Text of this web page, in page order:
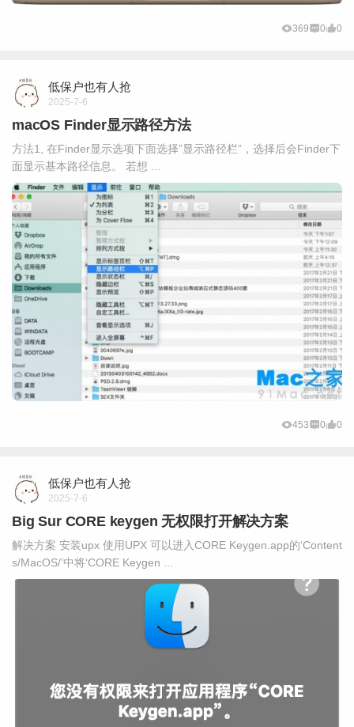
369 0 0
低保户也有人抢
2025-7-6
macOS Finder显示路径方法
方法1, 在Finder显示选项下面选择”显示路径栏”，选择后会Finder下
面显示基本路径信息。 若想 ...
453 0 0
低保户也有人抢
2025-7-6
Big Sur CORE keygen 无权限打开解决方案
解决方案 安装upx 使用UPX 可以进入CORE Keygen.app的‘Content
s/MacOS/’中将‘CORE Keygen ...